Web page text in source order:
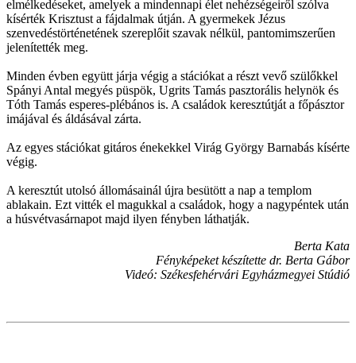
elmélkedéseket, amelyek a mindennapi élet nehézségeiről szólva
kísérték Krisztust a fájdalmak útján. A gyermekek Jézus
szenvedéstörténetének szereplőit szavak nélkül, pantomimszerűen
jelenítették meg.
Minden évben együtt járja végig a stációkat a részt vevő szülőkkel
Spányi Antal megyés püspök, Ugrits Tamás pasztorális helynök és
Tóth Tamás esperes-plébános is. A családok keresztútját a főpásztor
imájával és áldásával zárta.
Az egyes stációkat gitáros énekekkel Virág György Barnabás kísérte
végig.
A keresztút utolsó állomásainál újra besütött a nap a templom
ablakain. Ezt vitték el magukkal a családok, hogy a nagypéntek után
a húsvétvasárnapot majd ilyen fényben láthatják.
Berta Kata
Fényképeket készítette dr. Berta Gábor
Videó: Székesfehérvári Egyházmegyei Stúdió